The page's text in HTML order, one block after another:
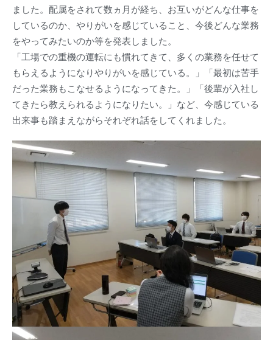
ました。配属をされて数ヵ月が経ち、お互いがどんな仕事を
しているのか、やりがいを感じていること、今後どんな業務
をやってみたいのか等を発表しました。
「工場での重機の運転にも慣れてきて、多くの業務を任せて
もらえるようになりやりがいを感じている。」「最初は苦手
だった業務もこなせるようになってきた。」「後輩が入社し
てきたら教えられるようになりたい。」など、今感じている
出来事も踏まえながらそれぞれ話をしてくれました。